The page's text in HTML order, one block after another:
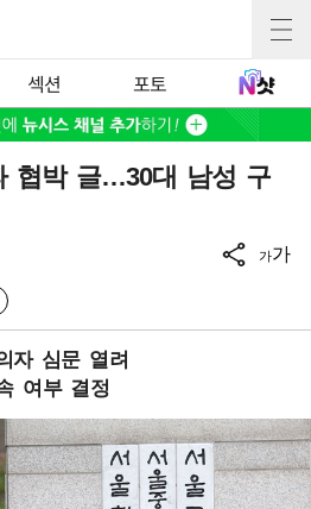
섹션 포토
협박 글…30대 남성 구
가가
자 심문 열려
여부 결정